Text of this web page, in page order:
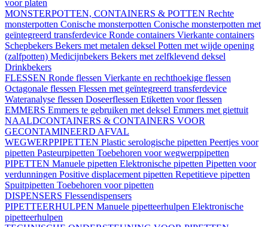
voor platen
MONSTERPOTTEN, CONTAINERS & POTTEN Rechte
monsterpotten Conische monsterpotten Conische monsterpotten met
geïntegreerd transferdevice Ronde containers Vierkante containers
Schepbekers Bekers met metalen deksel Potten met wijde opening
(zalfpotten) Medicijnbekers Bekers met zelfklevend deksel
Drinkbekers
FLESSEN Ronde flessen Vierkante en rechthoekige flessen
Octagonale flessen Flessen met geïntegreerd transferdevice
Wateranalyse flessen Doseerflessen Etiketten voor flessen
EMMERS Emmers te gebruiken met deksel Emmers met giettuit
NAALDCONTAINERS & CONTAINERS VOOR
GECONTAMINEERD AFVAL
WEGWERPPIPETTEN Plastic serologische pipetten Peertjes voor
pipetten Pasteurpipetten Toebehoren voor wegwerppipetten
PIPETTEN Manuele pipetten Elektronische pipetten Pipetten voor
verdunningen Positive displacement pipetten Repetitieve pipetten
Spuitpipetten Toebehoren voor pipetten
DISPENSERS Flessendispensers
PIPETTEERHULPEN Manuele pipetteerhulpen Elektronische
pipetteerhulpen